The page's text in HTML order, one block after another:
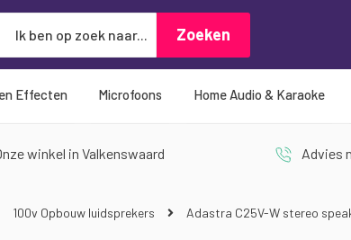
Zoeken
Effecten Microfoons Home Audio & Karaoke
winkel in Valkenswaard Advies
100v Opbouw luidsprekers Adastra C25V-W stereo